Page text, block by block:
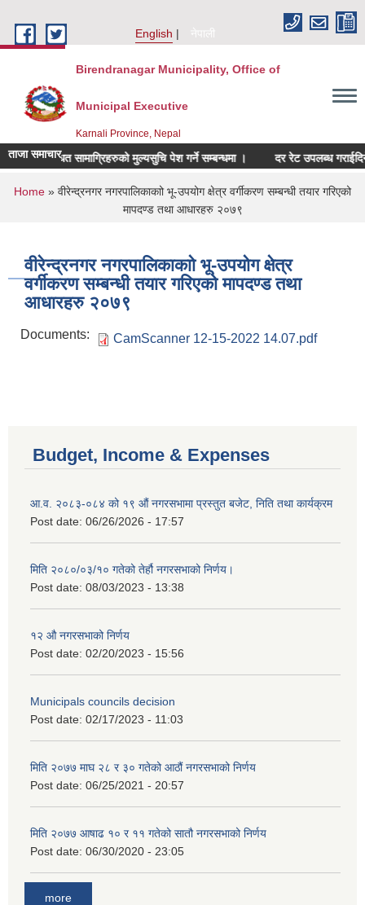
English
नेपाली
Birendranagar Municipality, Office of
Municipal Executive
Karnali Province, Nepal
ताजा समाचार
सम्बन्धित सामाग्रिहरुको मुल्यसुचि पेश गर्ने सम्बन्धमा । दर रेट उपलब्ध गराईदिने
You are here
Home » वीरेन्द्रनगर नगरपालिकाकाो भू-उपयोग क्षेत्र वर्गीकरण सम्बन्धी तयार गरिएको
मापदण्ड तथा आधारहरु २०७९
वीरेन्द्रनगर नगरपालिकाकाो भू-उपयोग क्षेत्र
वर्गीकरण सम्बन्धी तयार गरिएको मापदण्ड तथा
आधारहरु २०७९
Documents: CamScanner 12-15-2022 14.07.pdf
Budget, Income & Expenses
आ.व. २०८३-०८४ को १९ औं नगरसभामा प्रस्तुत बजेट, निति तथा कार्यक्रम
Post date: 06/26/2026 - 17:57
मिति २०८०/०३/१० गतेको तेर्हौ नगरसभाको निर्णय।
Post date: 08/03/2023 - 13:38
१२ औ नगरसभाको निर्णय
Post date: 02/20/2023 - 15:56
Municipals councils decision
Post date: 02/17/2023 - 11:03
मिति २०७७ माघ २८ र ३० गतेको आठौं नगरसभाको निर्णय
Post date: 06/25/2021 - 20:57
मिति २०७७ आषाढ १० र ११ गतेको सातौ नगरसभाको निर्णय
Post date: 06/30/2020 - 23:05
more